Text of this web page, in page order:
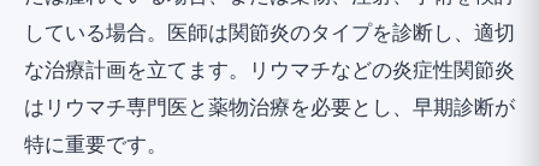
している場合。医師は関節炎のタイプを診断し、適切
な治療計画を立てます。リウマチなどの炎症性関節炎
はリウマチ専門医と薬物治療を必要とし、早期診断が
特に重要です。